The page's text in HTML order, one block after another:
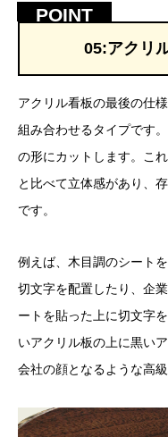
05:アクリ
アクリル看板の最後の仕
組み合わせるタイプです
の形にカットします。こ
と比べて立体感があり、
です。
例えば、木目調のシート
切文字を配置したり、企
ートを貼った上に切文字
いアクリル板の上に黒い
会社の顔となるような高